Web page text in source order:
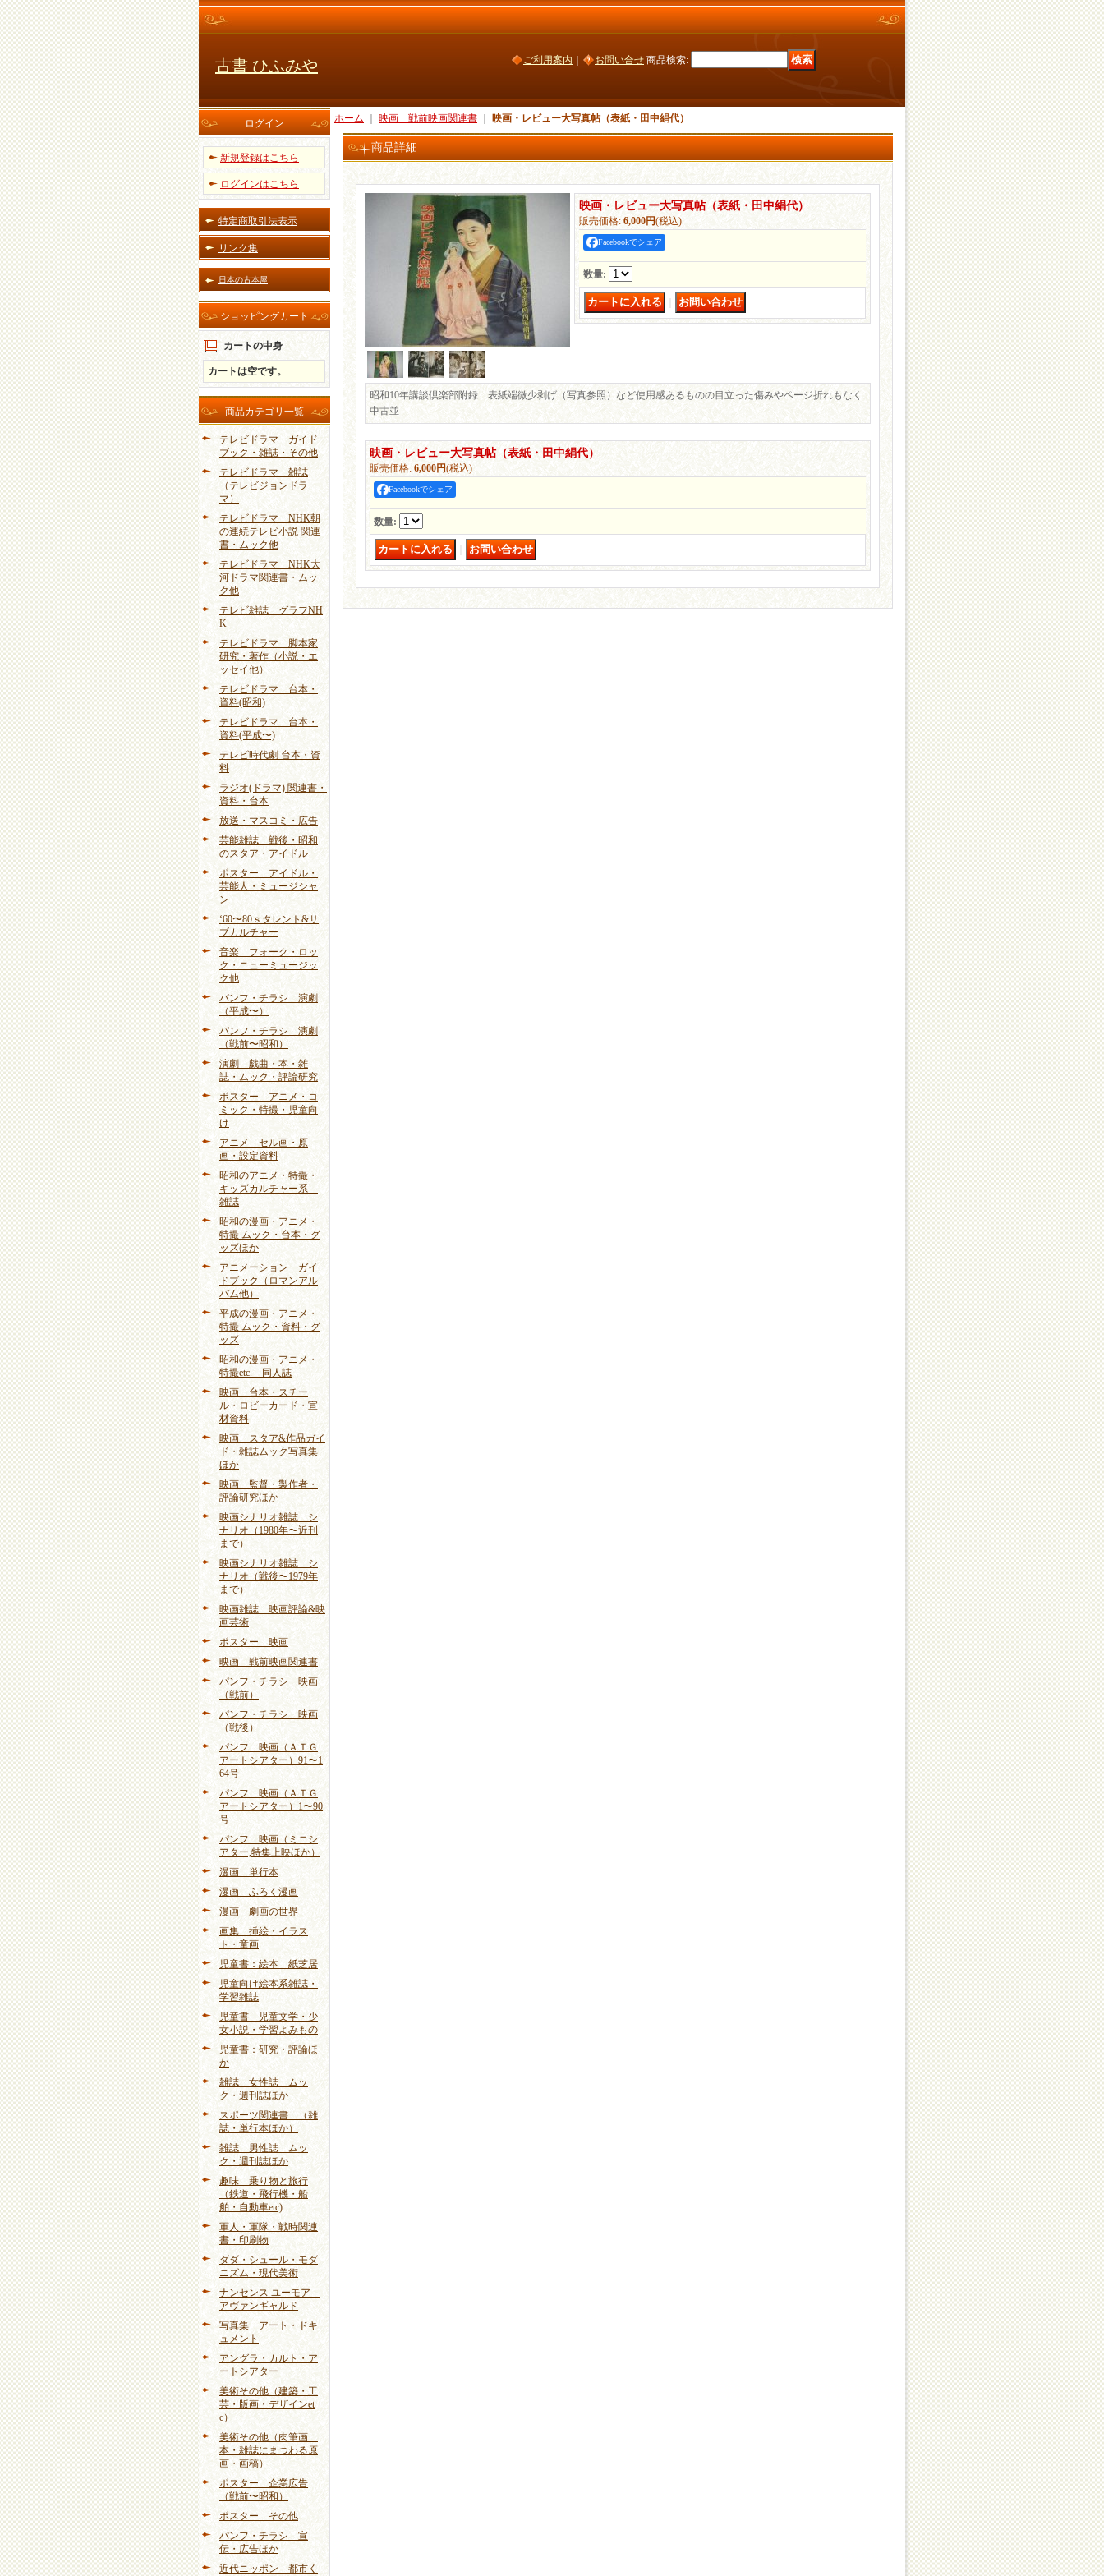
古書 ひふみや ご利用案内 お問い合せ 商品検索:
ログイン
新規登録はこちら
ログインはこちら
特定商取引法表示
リンク集
日本の古本屋
ショッピングカート
カートの中身
カートは空です。
商品カテゴリ一覧
テレビドラマ ガイド
ブック・雑誌・その他
テレビドラマ 雑誌
（テレビジョンドラ
マ）
テレビドラマ NHK朝
の連続テレビ小説 関連
書・ムック他
テレビドラマ NHK大
河ドラマ関連書・ムッ
ク他
テレビ雑誌 グラフNH
K
テレビドラマ 脚本家
研究・著作（小説・エ
ッセイ他）
テレビドラマ 台本・
資料(昭和)
テレビドラマ 台本・
資料(平成〜)
テレビ時代劇 台本・資
料
ラジオ(ドラマ) 関連書・
資料・台本
放送・マスコミ・広告
芸能雑誌 戦後・昭和
のスタア・アイドル
ポスター アイドル・
芸能人・ミュージシャ
ン
‘60〜80ｓタレント&サ
ブカルチャー
音楽 フォーク・ロッ
ク・ニューミュージッ
ク他
パンフ・チラシ 演劇
（平成〜）
パンフ・チラシ 演劇
（戦前〜昭和）
演劇 戯曲・本・雑
誌・ムック・評論研究
ポスター アニメ・コ
ミック・特撮・児童向
け
アニメ セル画・原
画・設定資料
昭和のアニメ・特撮・
キッズカルチャー系
雑誌
昭和の漫画・アニメ・
特撮 ムック・台本・グ
ッズほか
アニメーション ガイ
ドブック（ロマンアル
バム他）
平成の漫画・アニメ・
特撮 ムック・資料・グ
ッズ
昭和の漫画・アニメ・
特撮etc. 同人誌
映画 台本・スチー
ル・ロビーカード・宣
材資料
映画 スタア&作品ガイ
ド・雑誌ムック写真集
ほか
映画 監督・製作者・
評論研究ほか
映画シナリオ雑誌 シ
ナリオ（1980年〜近刊
まで）
映画シナリオ雑誌 シ
ナリオ（戦後〜1979年
まで）
映画雑誌 映画評論&映
画芸術
ポスター 映画
映画 戦前映画関連書
パンフ・チラシ 映画
（戦前）
パンフ・チラシ 映画
（戦後）
パンフ 映画（ＡＴＧ
アートシアター）91〜1
64号
パンフ 映画（ＡＴＧ
アートシアター）1〜90
号
パンフ 映画（ミニシ
アター,特集上映ほか）
漫画 単行本
漫画 ふろく漫画
漫画 劇画の世界
画集 挿絵・イラス
ト・童画
児童書：絵本 紙芝居
児童向け絵本系雑誌・
学習雑誌
児童書 児童文学・少
女小説・学習よみもの
児童書：研究・評論ほ
か
雑誌 女性誌 ムッ
ク・週刊誌ほか
スポーツ関連書 （雑
誌・単行本ほか）
雑誌 男性誌 ムッ
ク・週刊誌ほか
趣味 乗り物と旅行
（鉄道・飛行機・船
舶・自動車etc)
軍人・軍隊・戦時関連
書・印刷物
ダダ・シュール・モダ
ニズム・現代美術
ナンセンス ユーモア
アヴァンギャルド
写真集 アート・ドキ
ュメント
アングラ・カルト・ア
ートシアター
美術その他（建築・工
芸・版画・デザインet
c）
美術その他（肉筆画
本・雑誌にまつわる原
画・画稿）
ポスター 企業広告
（戦前〜昭和）
ポスター その他
パンフ・チラシ 宣
伝・広告ほか
近代ニッポン 都市く
ホーム 映画 戦前映画関連書 映画・レビュー大写真帖（表紙・田中絹代）
商品詳細
映画・レビュー大写真帖（表紙・田中絹代）
販売価格: 6,000円(税込)
Facebookでシェア
数量:
昭和10年講談倶楽部附録 表紙端微少剥げ（写真参照）など使用感あるものの目立った傷みやページ折れもなく
中古並
映画・レビュー大写真帖（表紙・田中絹代）
販売価格: 6,000円(税込)
Facebookでシェア
数量: